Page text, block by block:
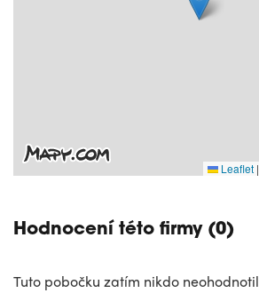
Leaflet |
Hodnocení této firmy (0)
Tuto pobočku zatím nikdo neohodnotil